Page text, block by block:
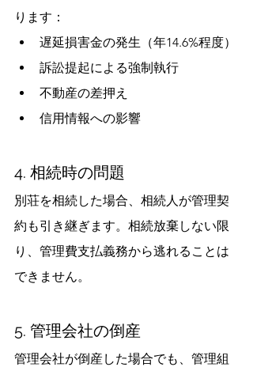
ります：
遅延損害金の発生（年14.6%程度）
訴訟提起による強制執行
不動産の差押え
信用情報への影響
4. 相続時の問題
別荘を相続した場合、相続人が管理契
約も引き継ぎます。相続放棄しない限
り、管理費支払義務から逃れることは
できません。
5. 管理会社の倒産
管理会社が倒産した場合でも、管理組